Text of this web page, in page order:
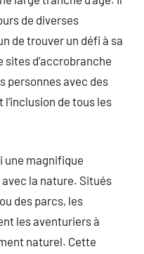
de diverses
de trouver un défi à sa
sites d’accrobranche
personnes avec des
de tous les
une magnifique
la nature. Situés
des parcs, les
les aventuriers à
naturel. Cette